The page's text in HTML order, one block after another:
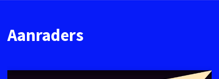
Aanraders